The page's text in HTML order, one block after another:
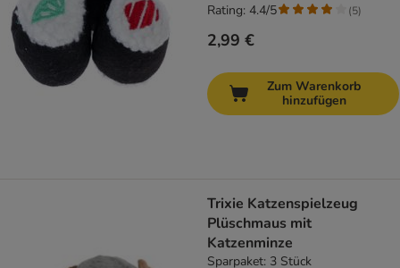
2,99 €
Rating: 4.4/5 (5)
Zum Warenkorb
hinzufügen
Trixie Katzenspielzeug
Plüschmaus mit
Katzenminze
Sparpaket: 3 Stück